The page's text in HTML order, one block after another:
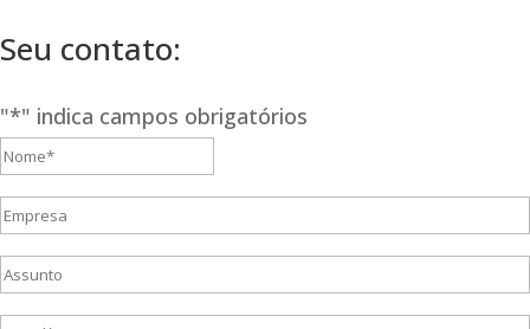
Seu contato:
"*" indica campos obrigatórios
Nome*
Empresa
Assunto